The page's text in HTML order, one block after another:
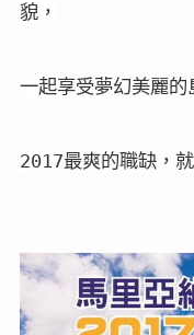
貌，
一起享受夢幻美麗
2017最爽的職缺，